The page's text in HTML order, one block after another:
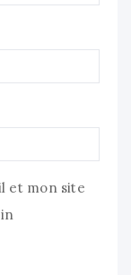
et mon site